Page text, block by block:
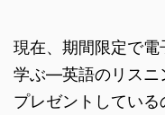
現在、期間限定で
学ぶ―英語のリスニ
プレゼントしてい